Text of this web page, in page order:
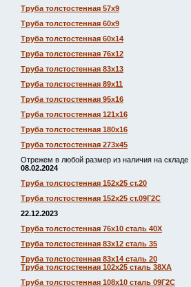
Труба толстостенная 57х9
Труба толстостенная 60х9
Труба толстостенная 60х14
Труба толстостенная 76х12
Труба толстостенная 83х13
Труба толстостенная 89х11
Труба толстостенная 95х16
Труба толстостенная 121х16
Труба толстостенная 180х16
Труба толстостенная 273х45
Отрежем в любой размер из наличия на складе
08.02.2024
Труба толстостенная 152х25 ст.20
Труба толстостенная 152х25 ст.09Г2С
22.12.2023
Труба толстостенная 76х10 сталь 40Х
Труба толстостенная 83х12 сталь 35
Труба толстостенная 83х14 сталь 20
Труба толстостенная 102х25 сталь 38ХА
Труба толстостенная 108х10 сталь 09Г2С